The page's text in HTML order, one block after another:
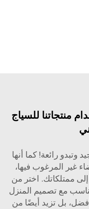
للسياج
رائعة! كما أنها
المرغوب فيها،
اختر من
مع تصميم المنزل
بل تزيد أيضًا من